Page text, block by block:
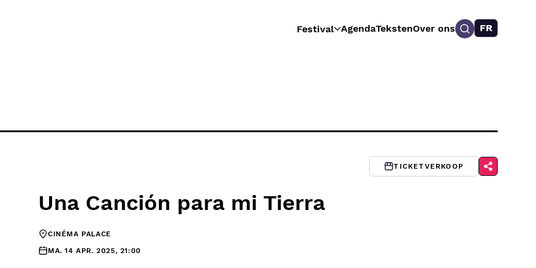
Festival AgendaTekstenOver ons FR
TICKETVERKOOP
Una Canción para mi Tierra
CINÉMA PALACE
MA. 14 APR. 2025, 21:00